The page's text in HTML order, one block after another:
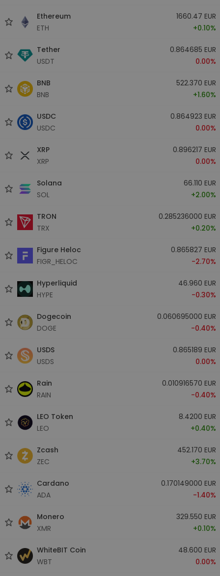
Ethereum
ETH
1660.47 EUR
+0.10%
Tether
USDT
0.864685 EUR
0.00%
BNB
BNB
522.370 EUR
+1.60%
USDC
USDC
0.864923 EUR
0.00%
XRP
XRP
0.896217 EUR
0.00%
Solana
SOL
66.110 EUR
+2.00%
TRON
TRX
0.285236000 EUR
+0.20%
Figure Heloc
FIGR_HELOC
0.865827 EUR
-2.70%
Hyperliquid
HYPE
46.960 EUR
-0.30%
Dogecoin
DOGE
0.060695000 EUR
-0.40%
USDS
USDS
0.865189 EUR
0.00%
Rain
RAIN
0.010916570 EUR
-0.40%
LEO Token
LEO
8.4200 EUR
+0.40%
Zcash
ZEC
452.170 EUR
+3.70%
Cardano
ADA
0.170149000 EUR
-1.40%
Monero
XMR
329.550 EUR
+0.10%
WhiteBIT Coin
WBT
48.600 EUR
0.00%